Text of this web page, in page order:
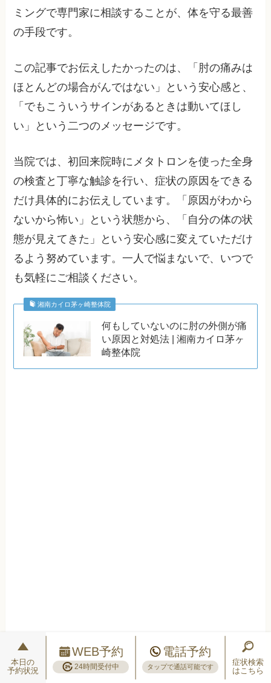
ミングで専門家に相談することが、体を守る最善
の手段です。
この記事でお伝えしたかったのは、「肘の痛みは
ほとんどの場合がんではない」という安心感と、
「でもこういうサインがあるときは動いてほし
い」という二つのメッセージです。
当院では、初回来院時にメタトロンを使った全身
の検査と丁寧な触診を行い、症状の原因をできる
だけ具体的にお伝えしています。「原因がわから
ないから怖い」という状態から、「自分の体の状
態が見えてきた」という安心感に変えていただけ
るよう努めています。一人で悩まないで、いつで
も気軽にご相談ください。
湘南カイロ茅ヶ崎整体院
何もしていないのに肘の外側が痛
い原因と対処法 | 湘南カイロ茅ヶ
崎整体院
本日の
予約状況
WEB予約
24時間受付中
電話予約
タップで通話可能です
症状検索
はこちら